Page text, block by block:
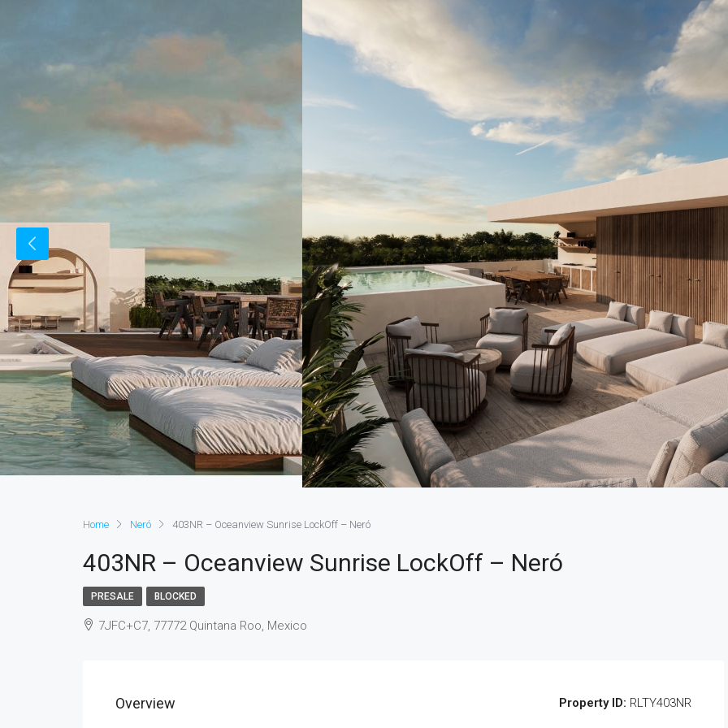
Home Neró 403NR – Oceanview Sunrise LockOff – Neró
403NR – Oceanview Sunrise LockOff – Neró
PRESALE BLOCKED
7JFC+C7, 77772 Quintana Roo, Mexico
Overview Property ID: RLTY403NR